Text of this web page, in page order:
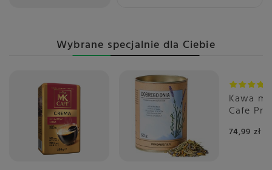
Wybrane specjalnie dla Ciebie
Kawa
Cafe
74,99 zł